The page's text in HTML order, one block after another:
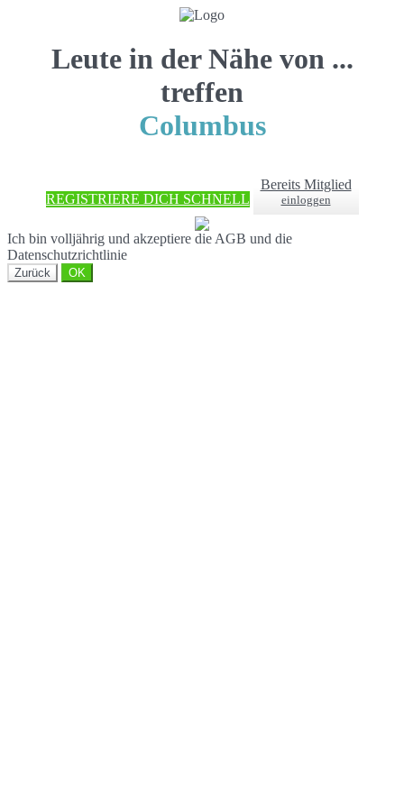
Leute in der Nähe von ...
treffen
Columbus
REGISTRIERE DICH SCHNELL
Bereits Mitglied
einloggen
Ich bin volljährig und akzeptiere die AGB und die
Datenschutzrichtlinie
Zurück OK